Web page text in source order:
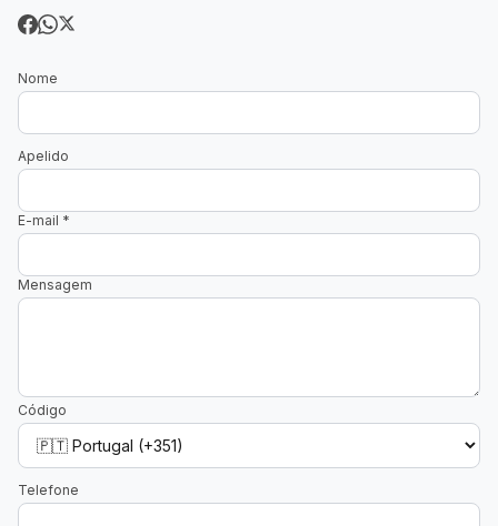
Nome
Apelido
E-mail *
Mensagem
Código
Telefone